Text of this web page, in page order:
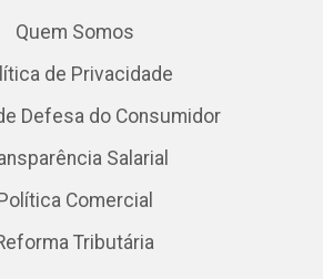
Quem Somos
de Privacidade
Defesa do Consumidor
Salarial
Política Comercial
Tributária